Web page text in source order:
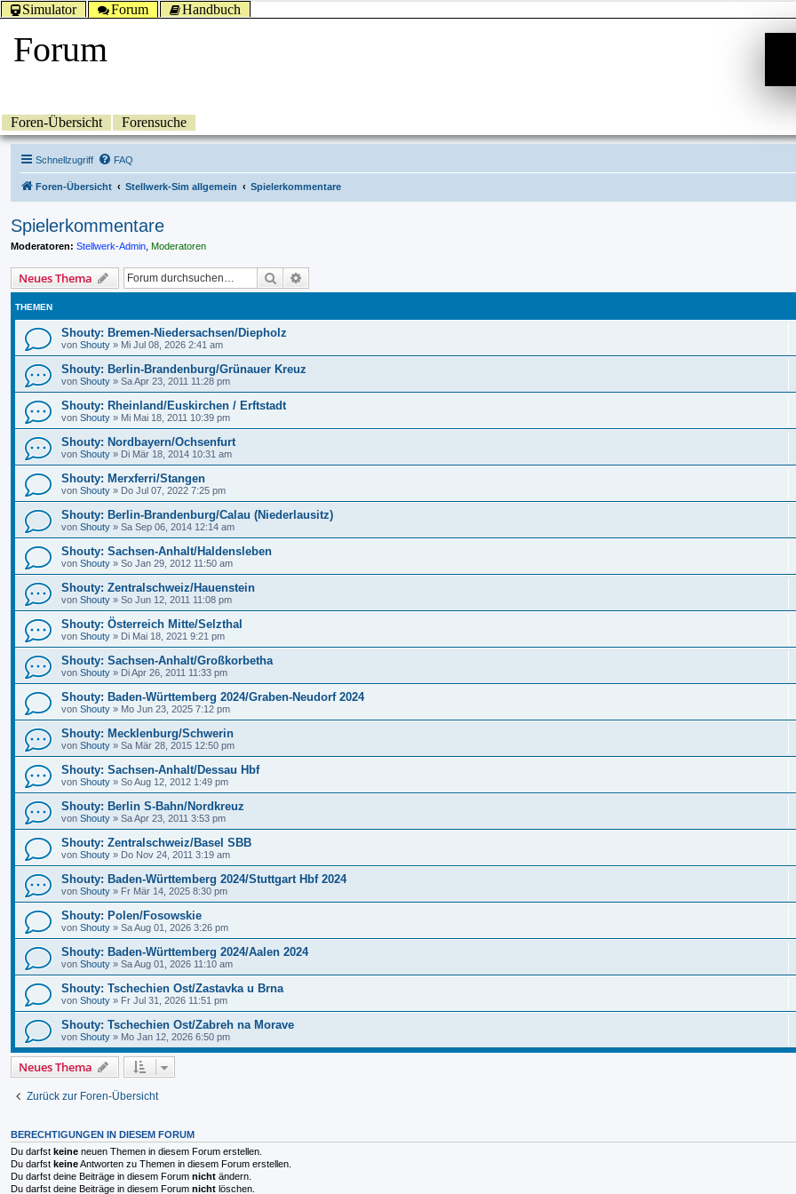
Simulator Forum Handbuch
Forum
Foren-Übersicht Forensuche
Schnellzugriff FAQ
Foren-Übersicht Stellwerk-Sim allgemein Spielerkommentare
Spielerkommentare
Moderatoren: Stellwerk-Admin Moderatoren
Neues Thema Suche
THEMEN
Shouty: Bremen-Niedersachsen/Diepholz
von Shouty » Mi Jul 08, 2026 2:41 am
Shouty: Berlin-Brandenburg/Grünauer Kreuz
von Shouty » Sa Apr 23, 2011 11:28 pm
Shouty: Rheinland/Euskirchen / Erftstadt
von Shouty » Mi Mai 18, 2011 10:39 pm
Shouty: Nordbayern/Ochsenfurt
von Shouty » Di Mär 18, 2014 10:31 am
Shouty: Merxferri/Stangen
von Shouty » Do Jul 07, 2022 7:25 pm
Shouty: Berlin-Brandenburg/Calau (Niederlausitz)
von Shouty » Sa Sep 06, 2014 12:14 am
Shouty: Sachsen-Anhalt/Haldensleben
von Shouty » So Jan 29, 2012 11:50 am
Shouty: Zentralschweiz/Hauenstein
von Shouty » So Jun 12, 2011 11:08 pm
Shouty: Österreich Mitte/Selzthal
von Shouty » Di Mai 18, 2021 9:21 pm
Shouty: Sachsen-Anhalt/Großkorbetha
von Shouty » Di Apr 26, 2011 11:33 pm
Shouty: Baden-Württemberg 2024/Graben-Neudorf 2024
von Shouty » Mo Jun 23, 2025 7:12 pm
Shouty: Mecklenburg/Schwerin
von Shouty » Sa Mär 28, 2015 12:50 pm
Shouty: Sachsen-Anhalt/Dessau Hbf
von Shouty » So Aug 12, 2012 1:49 pm
Shouty: Berlin S-Bahn/Nordkreuz
von Shouty » Sa Apr 23, 2011 3:53 pm
Shouty: Zentralschweiz/Basel SBB
von Shouty » Do Nov 24, 2011 3:19 am
Shouty: Baden-Württemberg 2024/Stuttgart Hbf 2024
von Shouty » Fr Mär 14, 2025 8:30 pm
Shouty: Polen/Fosowskie
von Shouty » Sa Aug 01, 2026 3:26 pm
Shouty: Baden-Württemberg 2024/Aalen 2024
von Shouty » Sa Aug 01, 2026 11:10 am
Shouty: Tschechien Ost/Zastavka u Brna
von Shouty » Fr Jul 31, 2026 11:51 pm
Shouty: Tschechien Ost/Zabreh na Morave
von Shouty » Mo Jan 12, 2026 6:50 pm
Neues Thema
Zurück zur Foren-Übersicht
BERECHTIGUNGEN IN DIESEM FORUM
Du darfst keine neuen Themen in diesem Forum erstellen.
Du darfst keineAntworten zu Themen in diesem Forum erstellen.
Du darfst deine Beiträge in diesem Forum nicht ändern.
Du darfst deine Beiträge in diesem Forum nicht löschen.